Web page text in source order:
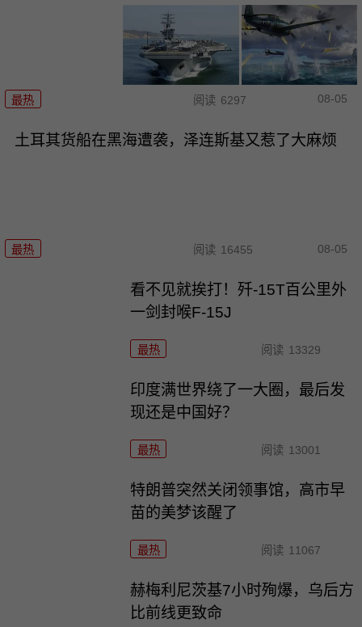
最热 阅读 6297 08-05
土耳其货船在黑海遭袭，泽连斯基又惹了大麻烦
最热 阅读 16455 08-05
看不见就挨打！歼-15T百公里外
一剑封喉F-15J
最热 阅读 13329
印度满世界绕了一大圈，最后发
现还是中国好？
最热 阅读 13001
特朗普突然关闭领事馆，高市早
苗的美梦该醒了
最热 阅读 11067
赫梅利尼茨基7小时殉爆，乌后方
比前线更致命